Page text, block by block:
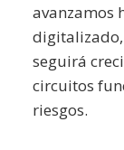
avanzamos
digitalizado,
seguirá
circuitos
riesgos.